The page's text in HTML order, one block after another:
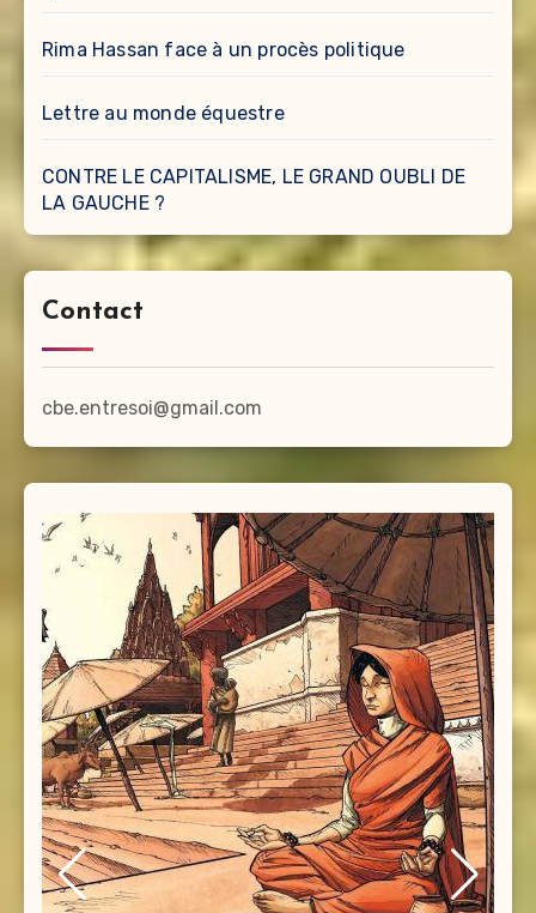
Rima Hassan face à un procès politique
Lettre au monde équestre
CONTRE LE CAPITALISME, LE GRAND OUBLI DE
LA GAUCHE ?
Contact
cbe.entresoi@gmail.com